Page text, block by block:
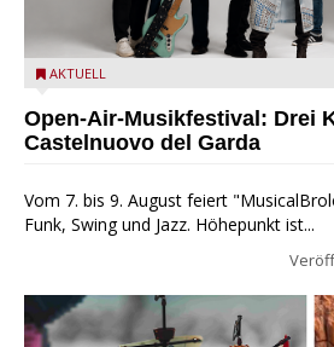
Castelnuovo del Garda: Die "Dirotta su
AKTUELL
Open-Air-Musikfestival: Drei
Castelnuovo del Garda
Vom 7. bis 9. August feiert
Funk, Swing und Jazz. Höhepunkt ist...